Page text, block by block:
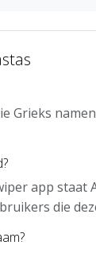
Grieks
app staat
die